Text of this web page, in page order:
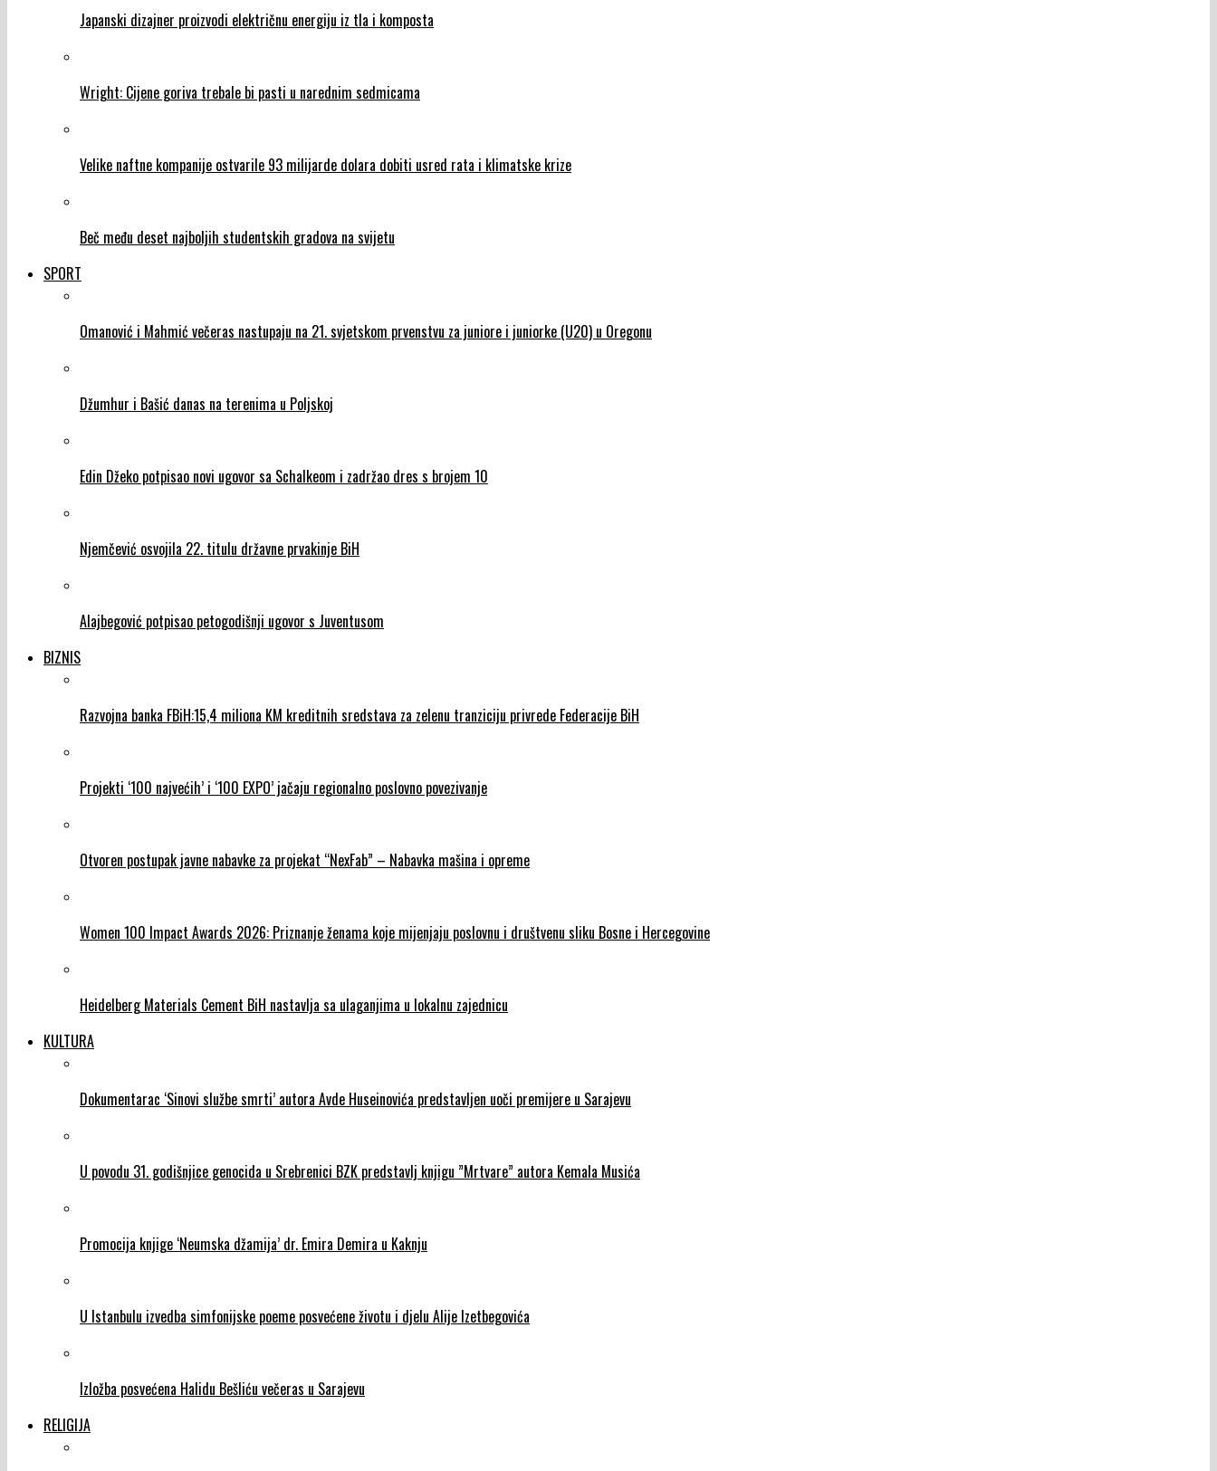
Japanski dizajner proizvodi električnu energiju iz tla i komposta
Wright: Cijene goriva trebale bi pasti u narednim sedmicama
Velike naftne kompanije ostvarile 93 milijarde dolara dobiti usred rata i klimatske krize
Beč među deset najboljih studentskih gradova na svijetu
SPORT
Omanović i Mahmić večeras nastupaju na 21. svjetskom prvenstvu za juniore i juniorke (U20) u Oregonu
Džumhur i Bašić danas na terenima u Poljskoj
Edin Džeko potpisao novi ugovor sa Schalkeom i zadržao dres s brojem 10
Njemčević osvojila 22. titulu državne prvakinje BiH
Alajbegović potpisao petogodišnji ugovor s Juventusom
BIZNIS
Razvojna banka FBiH:15,4 miliona KM kreditnih sredstava za zelenu tranziciju privrede Federacije BiH
Projekti ‘100 najvećih’ i ‘100 EXPO’ jačaju regionalno poslovno povezivanje
Otvoren postupak javne nabavke za projekat “NexFab” – Nabavka mašina i opreme
Women 100 Impact Awards 2026: Priznanje ženama koje mijenjaju poslovnu i društvenu sliku Bosne i Hercegovine
Heidelberg Materials Cement BiH nastavlja sa ulaganjima u lokalnu zajednicu
KULTURA
Dokumentarac ‘Sinovi službe smrti’ autora Avde Huseinovića predstavljen uoči premijere u Sarajevu
U povodu 31. godišnjice genocida u Srebrenici BZK predstavlj knjigu ”Mrtvare” autora Kemala Musića
Promocija knjige ‘Neumska džamija’ dr. Emira Demira u Kaknju
U Istanbulu izvedba simfonijske poeme posvećene životu i djelu Alije Izetbegovića
Izložba posvećena Halidu Bešliću večeras u Sarajevu
RELIGIJA